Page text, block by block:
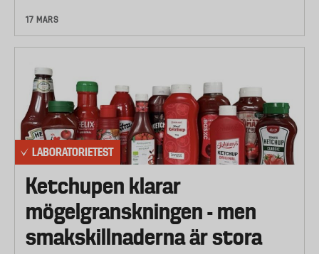
17 MARS
LABORATORIETEST
Ketchupen klarar
mögelgranskningen - men
smakskillnaderna är stora